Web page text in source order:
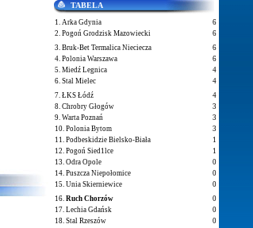
TABELA
1. Arka Gdynia
6
2. Pogoń Grodzisk Mazowiecki
6
3. Bruk-Bet Termalica Nieciecza
6
4. Polonia Warszawa
6
5. Miedź Legnica
4
6. Stal Mielec
4
7. ŁKS Łódź
4
8. Chrobry Głogów
3
9. Warta Poznań
3
10. Polonia Bytom
3
11. Podbeskidzie Bielsko-Biała
1
12. Pogoń Sied1lce
1
13. Odra Opole
0
14. Puszcza Niepołomice
0
15. Unia Skierniewice
0
16. Ruch Chorzów
0
17. Lechia Gdańsk
0
18. Stal Rzeszów
0